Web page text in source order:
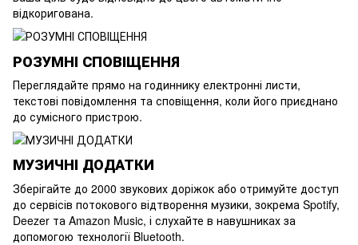
відкоригована.
РОЗУМНІ СПОВІЩЕННЯ
Переглядайте прямо на годиннику електронні листи,
текстові повідомлення та сповіщення, коли його приєднано
до сумісного пристрою.
МУЗИЧНІ ДОДАТКИ
Зберігайте до 2000 звукових доріжок або отримуйте доступ
до сервісів потокового відтворення музики, зокрема Spotify,
Deezer та Amazon Music, і слухайте в навушниках за
допомогою технології Bluetooth.